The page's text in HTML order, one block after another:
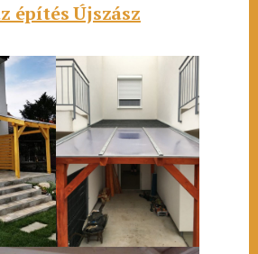
építés Újszász